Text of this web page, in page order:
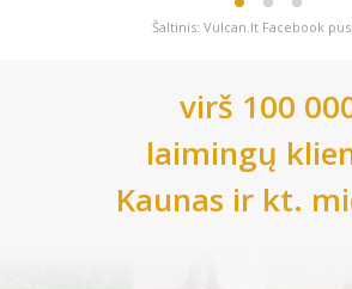
Šaltinis: Vulcan.lt Facebook
virš 100
laimingų
Kaunas ir kt.